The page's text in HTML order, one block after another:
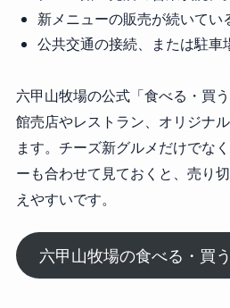
新メニューの販売が続いてい
公共交通の接続、または駐車
六甲山牧場の公式「食べる・買
館売店やレストラン、オリジナ
ます。チーズ新グルメだけでな
ーも合わせて見ておくと、売り
えやすいです。
六甲山牧場の食べる・買